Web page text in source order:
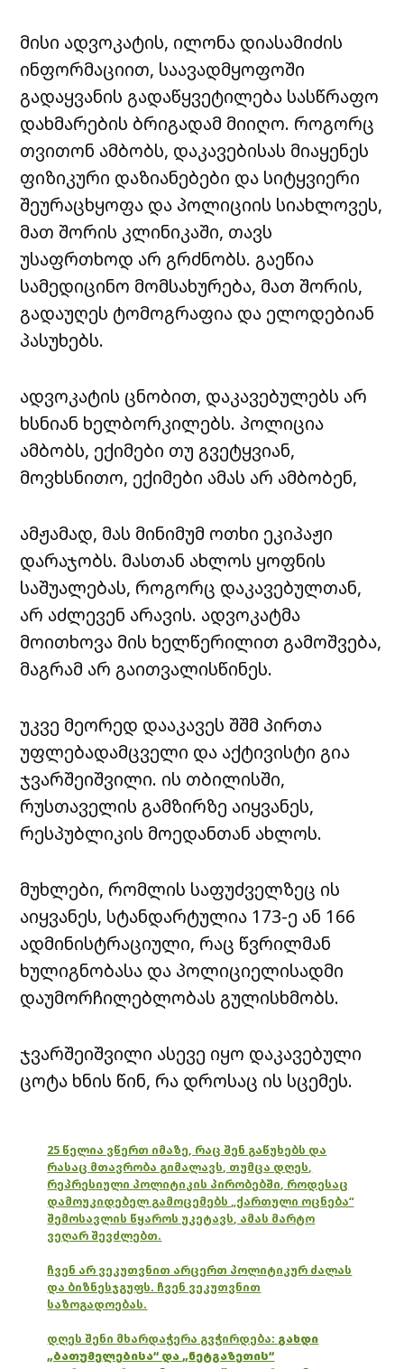
მისი ადვოკატის, ილონა დიასამიძის
ინფორმაციით, საავადმყოფოში
გადაყვანის გადაწყვეტილება სასწრაფო
დახმარების ბრიგადამ მიიღო. როგორც
თვითონ ამბობს, დაკავებისას მიაყენეს
ფიზიკური დაზიანებები და სიტყვიერი
შეურაცხყოფა და პოლიციის სიახლოვეს,
მათ შორის კლინიკაში, თავს
უსაფრთხოდ არ გრძნობს. გაეწია
სამედიცინო მომსახურება, მათ შორის,
გადაუღეს ტომოგრაფია და ელოდებიან
პასუხებს.
ადვოკატის ცნობით, დაკავებულებს არ
ხსნიან ხელბორკილებს. პოლიცია
ამბობს, ექიმები თუ გვეტყვიან,
მოვხსნითო, ექიმები ამას არ ამბობენ,
ამჟამად, მას მინიმუმ ოთხი ეკიპაჟი
დარაჯობს. მასთან ახლოს ყოფნის
საშუალებას, როგორც დაკავებულთან,
არ აძლევენ არავის. ადვოკატმა
მოითხოვა მის ხელწერილით გამოშვება,
მაგრამ არ გაითვალისწინეს.
უკვე მეორედ დააკავეს შშმ პირთა
უფლებადამცველი და აქტივისტი გია
ჯვარშეიშვილი. ის თბილისში,
რუსთაველის გამზირზე აიყვანეს,
რესპუბლიკის მოედანთან ახლოს.
მუხლები, რომლის საფუძველზეც ის
აიყვანეს, სტანდარტულია 173-ე ან 166
ადმინისტრაციული, რაც წვრილმან
ხულიგნობასა და პოლიციელისადმი
დაუმორჩილებლობას გულისხმობს.
ჯვარშეიშვილი ასევე იყო დაკავებული
ცოტა ხნის წინ, რა დროსაც ის სცემეს.
25 წელია ვწერთ იმაზე, რაც შენ გაწუხებს და
რასაც მთავრობა გიმალავს, თუმცა დღეს,
რეპრესიული პოლიტიკის პირობებში, როდესაც
დამოუკიდებელ გამოცემებს „ქართული ოცნება“
შემოსავლის წყაროს უკეტავს, ამას მარტო
ვეღარ შევძლებთ.
ჩვენ არ ვეკუთვნით არცერთ პოლიტიკურ ძალას
და ბიზნესჯგუფს. ჩვენ ვეკუთვნით
საზოგადოებას.
დღეს შენი მხარდაჭერა გვჭირდება: გახდი
„ბათუმელებისა“ და „ნეტგაზეთის“